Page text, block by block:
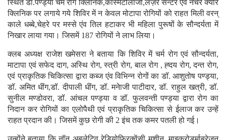
स्थित डॉ.पण्ड्या चर्म रोग क्लिनिक,कॉस्मेटोलोजी,लेज़र सेन्टर एंव नेचर क्योर
क्लिनिक पर लगाये गये शिविर में न केवल मोटापा रोगियों को राहत मिली वरन्
काले धब्बे,चेहरे पर मस्से एंव तिल हटाकर भी महिला पुरूषों के सौन्दर्यता में
निखार लाया गया। जिसमें 187 रोगियों ने लाभ लिया।
क्लब अध्यक्ष राजेश खमेसरा ने बताया कि शिविर में चर्म रोग एवं सौन्दर्यता,
माटापा एवं सफेद दाग, अस्थि रोग, स्त्री रोग, बाल रोग , ह्दय रोग, दन्त रोग,
एवं प्राकृतिक चिकित्सा द्वारा कब्ज एंव विभिन्न रोगों का डॉ. आशुतोष पण्ड्या,
डॉ. अमित धींग,डॉ. दीपाली धींग, डॉ. मनेाजी पाटीदार, डॉ. राहुल खत्री, डॉ.
सुनील मण्डोवरा, डॉ. आंचल पण्ड्या व डॉ. फुलवन्ती पण्ड्या द्वारा रोग का
निदान कर रोगियों का एलोपैथी एवं प्राकृतिक चिकित्सा से ईलाज कर उन्हें
राहत प्रदान की। जिसमें कुछ रोगी की 2 इंच तक कमर पतली हो गई।